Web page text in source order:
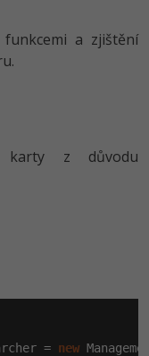
a zjištění
karty z důvodu
=
new